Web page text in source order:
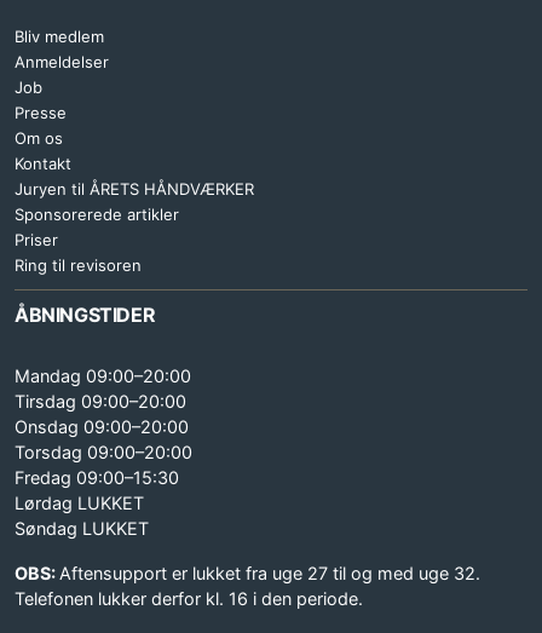
Bliv medlem
Anmeldelser
Job
Presse
Om os
Kontakt
Juryen til ÅRETS HÅNDVÆRKER
Sponsorerede artikler
Priser
Ring til revisoren
ÅBNINGSTIDER
Mandag 09:00–20:00
Tirsdag 09:00–20:00
Onsdag 09:00–20:00
Torsdag 09:00–20:00
Fredag 09:00–15:30
Lørdag LUKKET
Søndag LUKKET
OBS: Aftensupport er lukket fra uge 27 til og med uge 32.
Telefonen lukker derfor kl. 16 i den periode.